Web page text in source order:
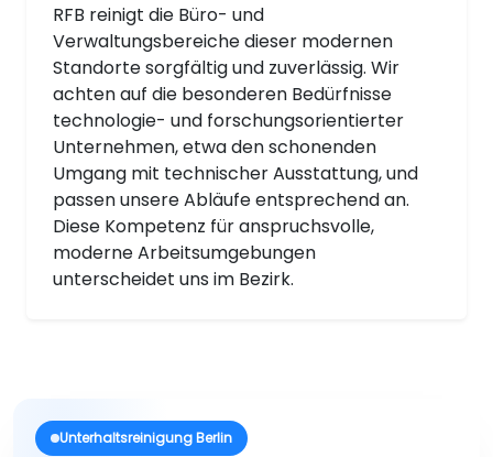
RFB reinigt die Büro- und
Verwaltungsbereiche dieser modernen
Standorte sorgfältig und zuverlässig. Wir
achten auf die besonderen Bedürfnisse
technologie- und forschungsorientierter
Unternehmen, etwa den schonenden
Umgang mit technischer Ausstattung, und
passen unsere Abläufe entsprechend an.
Diese Kompetenz für anspruchsvolle,
moderne Arbeitsumgebungen
unterscheidet uns im Bezirk.
Unterhaltsreinigung Berlin